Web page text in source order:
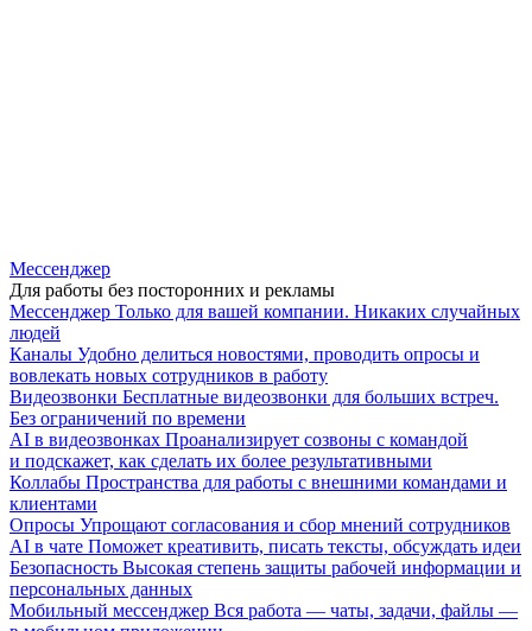
Мессенджер
Для работы без посторонних и рекламы
Мессенджер Только для вашей компании. Никаких случайных
людей
Каналы Удобно делиться новостями, проводить опросы и
вовлекать новых сотрудников в работу
Видеозвонки Бесплатные видеозвонки для больших встреч.
Без ограничений по времени
AI в видеозвонках Проанализирует созвоны с командой
и подскажет, как сделать их более результативными
Коллабы Пространства для работы с внешними командами и
клиентами
Опросы Упрощают согласования и сбор мнений сотрудников
AI в чате Поможет креативить, писать тексты, обсуждать идеи
Безопасность Высокая степень защиты рабочей информации и
персональных данных
Мобильный мессенджер Вся работа — чаты, задачи, файлы —